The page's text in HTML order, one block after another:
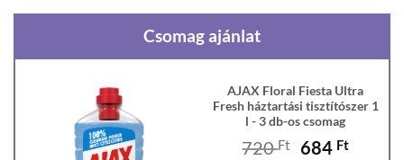
Csomag ajánlat
AJAX Floral Fiesta Ultra
Fresh háztartási tisztítószer 1
l - 3 db-os csomag
720Ft
Original
684 Ft